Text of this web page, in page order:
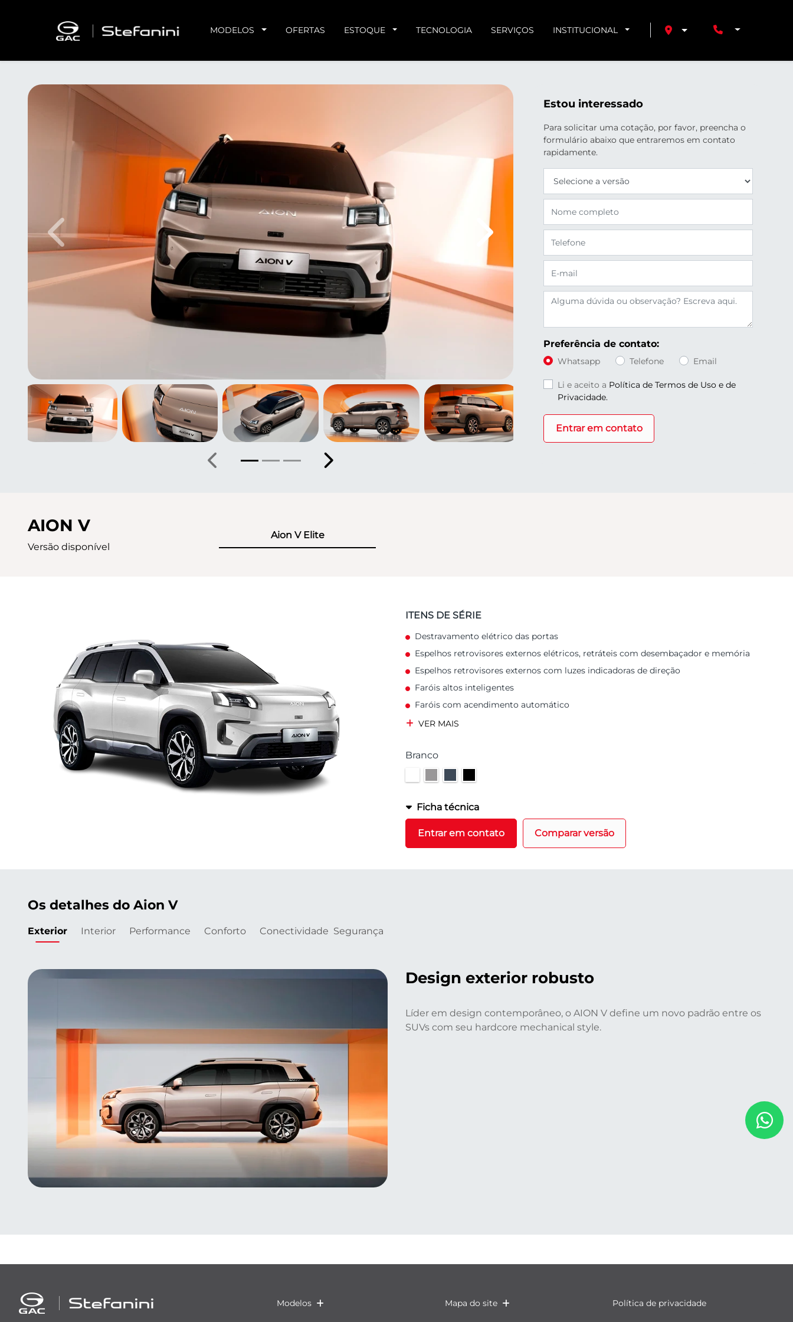
MODELOS OFERTAS ESTOQUE TECNOLOGIA SERVIÇOS INSTITUCIONAL
Estou interessado
Para solicitar uma cotação, por favor, preencha o
formulário abaixo que entraremos em contato
rapidamente.
Preferência de contato:
Whatsapp Telefone Email
Li e aceito a Política de Termos de Uso e de
Privacidade.
Entrar em contato
Anterior Próximo
Anterior Próximo
AION V
Versão disponível
Aion V Elite
ITENS DE SÉRIE
Destravamento elétrico das portas
Espelhos retrovisores externos elétricos, retráteis com desembaçador e memória
Espelhos retrovisores externos com luzes indicadoras de direção
Faróis altos inteligentes
Faróis com acendimento automático
VER MAIS
Branco
Ficha técnica
Entrar em contato Comparar versão
Os detalhes do Aion V
Exterior Interior Performance Conforto Conectividade Segurança
Design exterior robusto
Líder em design contemporâneo, o AION V define um novo padrão entre os
SUVs com seu hardcore mechanical style.
Modelos Mapa do site Política de privacidade